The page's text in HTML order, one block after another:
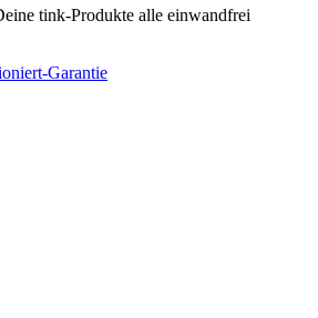
tink-Produkte alle einwandfrei
Garantie